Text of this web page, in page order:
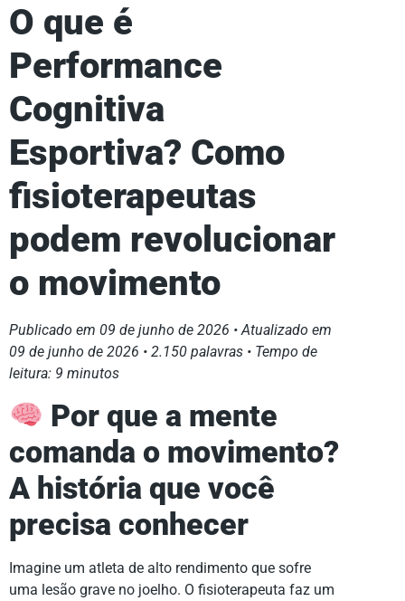
O que é
Performance
Cognitiva
Esportiva? Como
fisioterapeutas
podem revolucionar
o movimento
Publicado em 09 de junho de 2026 • Atualizado em
09 de junho de 2026 • 2.150 palavras • Tempo de
leitura: 9 minutos
Por que a mente
comanda o movimento?
A história que você
precisa conhecer
Imagine um atleta de alto rendimento que sofre
uma lesão grave no joelho. O fisioterapeuta faz um